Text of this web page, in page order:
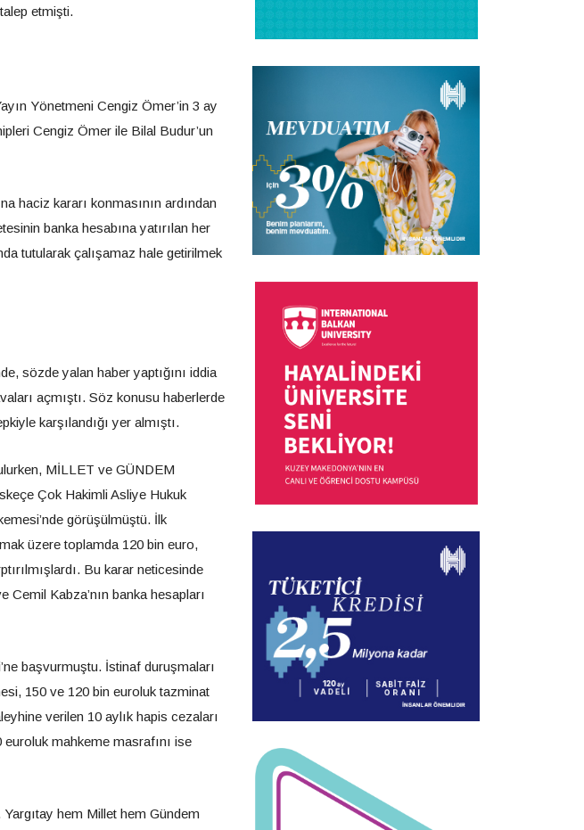
etmişti.
Yönetmeni Cengiz Ömer’in 3 ay
Cengiz Ömer ile Bilal Budur’un
haciz kararı konmasının ardından
banka hesabına yatırılan her
tutularak çalışamaz hale getirilmek
sözde yalan haber yaptığını iddia
açmıştı. Söz konusu haberlerde
karşılandığı yer almıştı.
MİLLET ve GÜNDEM
Çok Hakimli Asliye Hukuk
görüşülmüştü. İlk
üzere toplamda 120 bin euro,
Bu karar neticesinde
Kabza’nın banka hesapları
başvurmuştu. İstinaf duruşmaları
150 ve 120 bin euroluk tazminat
verilen 10 aylık hapis cezaları
mahkeme masrafını ise
hem Millet hem Gündem